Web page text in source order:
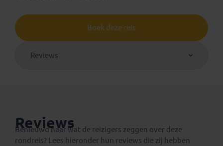
Boek deze reis
Reviews
Reviews
Benieuwd naar wat de reizigers zeggen over deze
rondreis? Lees hieronder hun reviews die zij hebben